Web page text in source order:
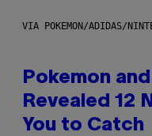
VIA POKEMON/ADIDAS/
Pokemon
Revealed 12
You to Catch